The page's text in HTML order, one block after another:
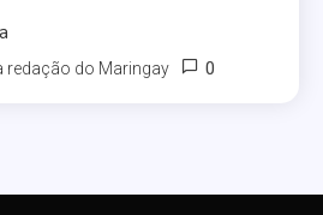
redação do Maringay 0